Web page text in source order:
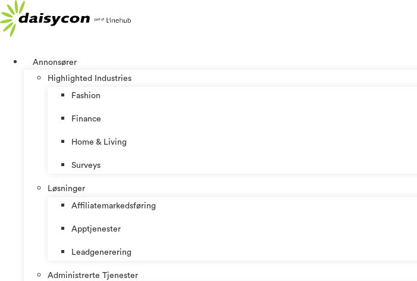
Skip
to
content
Annonsører
Highlighted Industries
Fashion
Finance
Home & Living
Surveys
Løsninger
Affiliatemarkedsføring
Apptjenester
Leadgenerering
Administrerte Tjenester